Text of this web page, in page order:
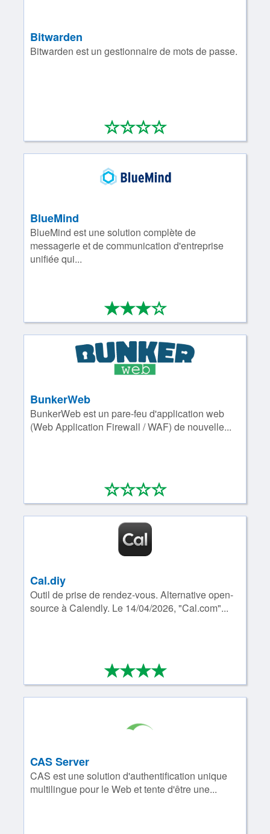
Bitwarden
Bitwarden est un gestionnaire de mots de passe.
****
0/4
BlueMind
BlueMind est une solution complète de
messagerie et de communication d'entreprise
unifiée qui...
****
3/4
BunkerWeb
BunkerWeb est un pare-feu d'application web
(Web Application Firewall / WAF) de nouvelle...
****
0/4
Cal.diy
Outil de prise de rendez-vous. Alternative open-
source à Calendly. Le 14/04/2026, "Cal.com"...
****
4/4
CAS Server
CAS est une solution d'authentification unique
multilingue pour le Web et tente d'être une...